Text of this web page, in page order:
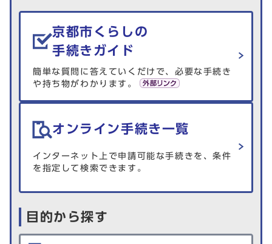
生活情報を探す
京都市くらしの
手続きガイド
簡単な質問に答えていくだけで、必要な手続き
や持ち物がわかります。
オンライン手続き一覧
インターネット上で申請可能な手続きを、条件
を指定して検索できます。
目的から探す